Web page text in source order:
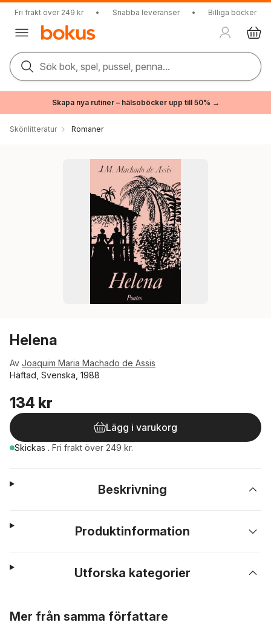
Fri frakt över 249 kr • Snabba leveranser • Billiga böcker
Sök bok, spel, pussel, penna...
Skapa nya rutiner – hälsoböcker upp till 50% →
Skönlitteratur Romaner
Helena
Av Joaquim Maria Machado de Assis
Häftad, Svenska, 1988
134 kr
Lägg i varukorg
Skickas . Fri frakt över 249 kr.
Beskrivning
Produktinformation
Utforska kategorier
Mer från samma författare